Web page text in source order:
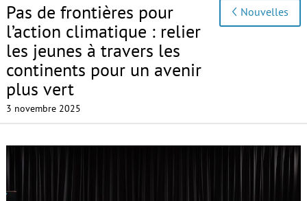
Pas de frontières pour
l’action climatique : relier
les jeunes à travers les
continents pour un avenir
plus vert
3 novembre 2025
Nouvelles